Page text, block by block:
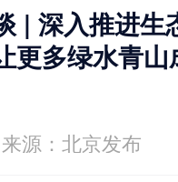
| 深入推进生
更多绿水青山
来源：北京发布